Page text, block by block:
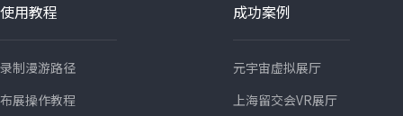
使用教程
录制漫游路径
布展操作教程
成功案例
元宇宙虚拟展厅
上海留交会VR展厅